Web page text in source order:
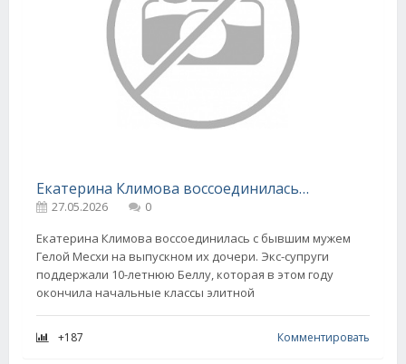
Екатерина Климова воссоединилась с бывшим мужем Гелой Месхи на выпускном дочери
27.05.2026
0
Екатерина Климова воссоединилась с бывшим мужем
Гелой Месхи на выпускном их дочери. Экс-супруги
поддержали 10-летнюю Беллу, которая в этом году
окончила начальные классы элитной
+187 Комментировать